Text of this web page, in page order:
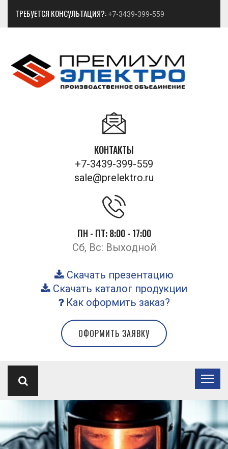
ТРЕБУЕТСЯ КОНСУЛЬТАЦИЯ?: +7-3439-399-559
КОНТАКТЫ
+7-3439-399-559
sale@prelektro.ru
ПН - ПТ: 8:00 - 17:00
Сб, Вс: Выходной
Скачать презентацию
Скачать каталог продукции
Как оформить заказ?
ОФОРМИТЬ ЗАЯВКУ